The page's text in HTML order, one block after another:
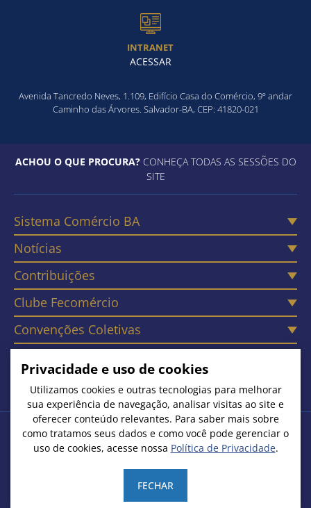
INTRANET
ACESSAR
Avenida Tancredo Neves, 1.109, Edifício Casa do Comércio, 9º andar
Caminho das Árvores. Salvador-BA, CEP: 41820-021
ACHOU O QUE PROCURA?CONHEÇA TODAS AS SESSÕES DO
SITE
Sistema Comércio BA
Notícias
Contribuições
Clube Fecomércio
Convenções Coletivas
Contato
Copyright © 2026. Todos os Direitos Reservados
Federação do Comércio de Bens, Serviços e Turismo do Estado
Privacidade e uso de cookies
Utilizamos cookies e outras tecnologias para melhorar
sua experiência de navegação, analisar visitas ao site e
oferecer conteúdo relevantes. Para saber mais sobre
como tratamos seus dados e como você pode gerenciar o
uso de cookies, acesse nossa Política de Privacidade.
FECHAR